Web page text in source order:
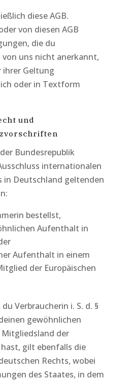
diese AGB.
von diesen AGB
die du
uns nicht anerkannt,
ihrer Geltung
oder in Textform
und
Bundesrepublik
internationalen
in Deutschland geltenden
bestellst,
Aufenthalt in
Aufenthalt in einem
der Europäischen
Verbraucherin i. S. d. §
gewöhnlichen
der
gilt ebenfalls die
Rechts, wobei
des Staates, in dem